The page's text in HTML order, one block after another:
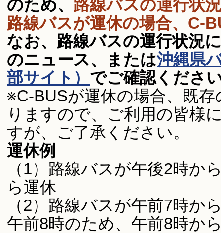
のため、 路線バスの運行状
路線バスが運休の場合、C-
なお、路線バスの運行状況
のニュース、または沖縄県
部サイト） でご確認くださ
※C-BUSが運休の場合、既
りますので、ご利用の皆様
すが、ご了承ください。
運休例
（1）路線バスが午後2時
ら運休
（2）路線バスが午前7時
午前8時のため、午前8時か